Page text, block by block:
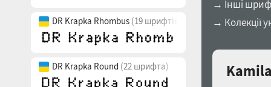
DR Krapka Rhombus (19 шрифтів)
DR Krapka Round (22 шрифта)
→ Інші
→ Колекції